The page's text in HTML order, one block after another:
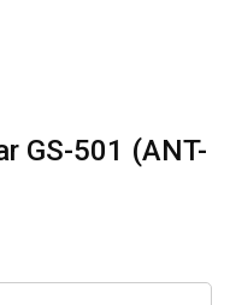
GS-501 (ANT-